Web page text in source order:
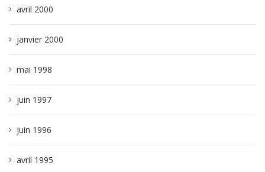
avril 2000
janvier 2000
mai 1998
juin 1997
juin 1996
avril 1995